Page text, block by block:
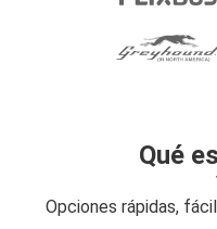
Qué
Opciones rápidas,